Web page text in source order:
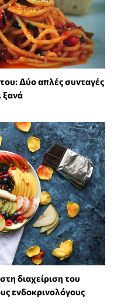
Δύο απλές συνταγές
ξανά
διαχείριση του
ενδοκρινολόγους